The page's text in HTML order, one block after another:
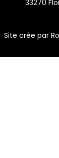
33270
par